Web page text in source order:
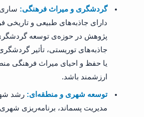
گردشگری و میراث فرهنگی:
دارای جاذبه‌های طبیعی و تاریخی
پژوهش در حوزه‌ی توسعه گردشگری
جاذبه‌های توریستی، تأثیر
یا حفظ و احیای میراث فرهنگی
ارزشمند باشد.
توسعه شهری و منطقه‌ای: رشد
مدیریت پسماند، برنامه‌ریزی